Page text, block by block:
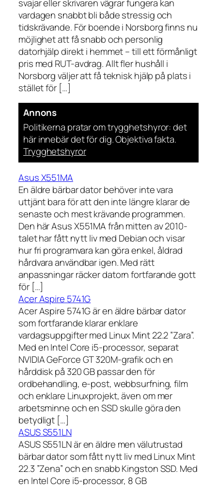
svajar eller skrivaren vägrar fungera kan
vardagen snabbt bli både stressig och
tidskrävande. För boende i Norsborg finns nu
möjlighet att få snabb och personlig
datorhjälp direkt i hemmet – till ett förmånligt
pris med RUT-avdrag. Allt fler hushåll i
Norsborg väljer att få teknisk hjälp på plats i
stället för […]
Annons
Politikerna pratar om trygghetshyror: det
här innebär det för dig. Objektiva fakta.
Trygghetshyror
Asus X551MA
En äldre bärbar dator behöver inte vara
uttjänt bara för att den inte längre klarar de
senaste och mest krävande programmen.
Den här Asus X551MA från mitten av 2010-
talet har fått nytt liv med Debian och visar
hur fri programvara kan göra enkel, åldrad
hårdvara användbar igen. Med rätt
anpassningar räcker datorn fortfarande gott
för […]
Acer Aspire 5741G
Acer Aspire 5741G är en äldre bärbar dator
som fortfarande klarar enklare
vardagsuppgifter med Linux Mint 22.2 ”Zara”.
Med en Intel Core i5-processor, separat
NVIDIA GeForce GT 320M-grafik och en
hårddisk på 320 GB passar den för
ordbehandling, e-post, webbsurfning, film
och enklare Linuxprojekt, även om mer
arbetsminne och en SSD skulle göra den
betydligt […]
ASUS S551LN
ASUS S551LN är en äldre men välutrustad
bärbar dator som fått nytt liv med Linux Mint
22.3 ”Zena” och en snabb Kingston SSD. Med
en Intel Core i5-processor, 8 GB